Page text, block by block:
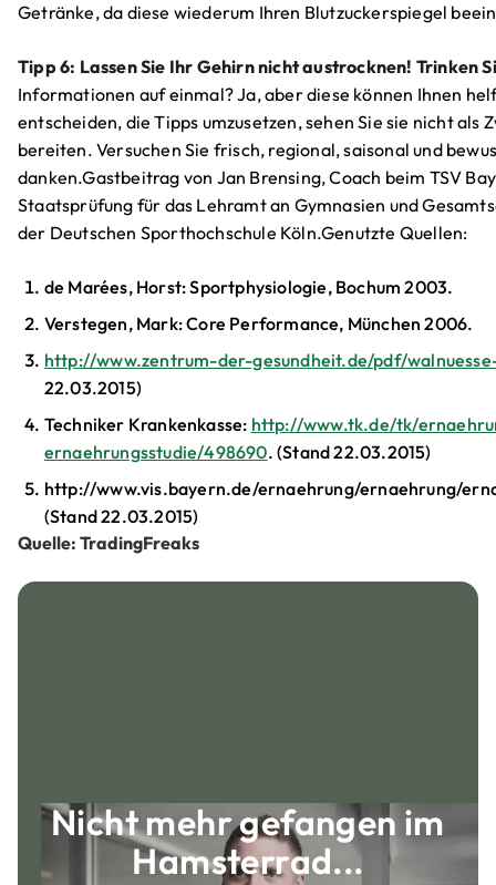
Getränke, da diese wiederum Ihren Blutzuckerspiegel
Tipp 6: Lassen Sie Ihr Gehirn nicht austrocknen! Trinken
Informationen auf einmal? Ja, aber diese können Ihnen
entscheiden, die Tipps umzusetzen, sehen Sie sie nicht als
bereiten. Versuchen Sie frisch, regional, saisonal und
danken.Gastbeitrag von Jan Brensing, Coach beim TSV
Staatsprüfung für das Lehramt an Gymnasien und
der Deutschen Sporthochschule Köln.Genutzte Quellen:
de Marées, Horst: Sportphysiologie, Bochum 2003.
Verstegen, Mark: Core Performance, München 2006.
http://www.zentrum-der-gesundheit.de/pdf/
22.03.2015)
Techniker Krankenkasse: http://www.tk.de/tk/
ernaehrungsstudie/498690. (Stand 22.03.2015)
http://www.vis.bayern.de/ernaehrung/ernaehrung/
(Stand 22.03.2015)
Quelle: TradingFreaks
Nicht mehr gefangen im
Hamsterrad...